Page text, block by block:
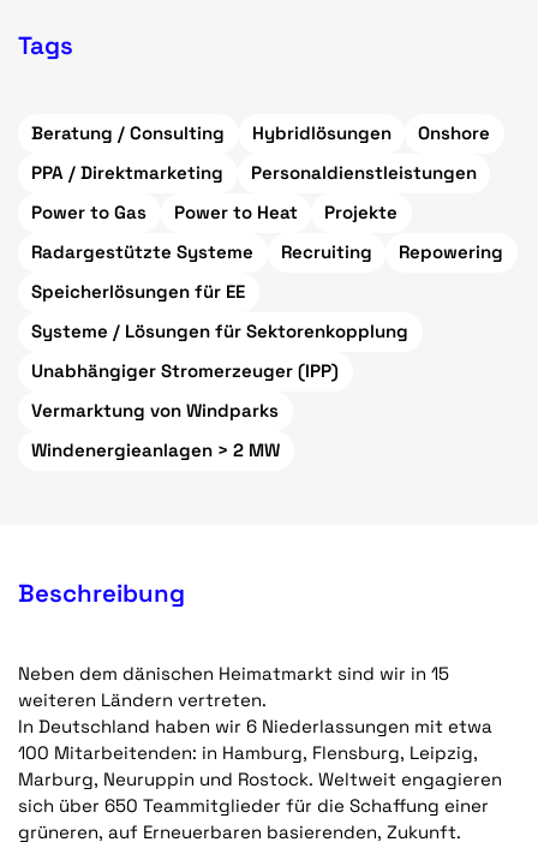
Tags
Beratung / Consulting Hybridlösungen
Onshore
PPA / Direktmarketing
Personaldienstleistungen
Power to Gas
Power to Heat
Projekte
Radargestützte Systeme
Recruiting
Repowering
Speicherlösungen für EE
Systeme / Lösungen für Sektorenkopplung
Unabhängiger Stromerzeuger (IPP)
Vermarktung von Windparks
Windenergieanlagen > 2 MW
Beschreibung
Neben dem dänischen Heimatmarkt sind wir in 15
weiteren Ländern vertreten.
In Deutschland haben wir 6 Niederlassungen mit etwa
100 Mitarbeitenden: in Hamburg, Flensburg, Leipzig,
Marburg, Neuruppin und Rostock. Weltweit engagieren
sich über 650 Teammitglieder für die Schaffung einer
grüneren, auf Erneuerbaren basierenden, Zukunft.